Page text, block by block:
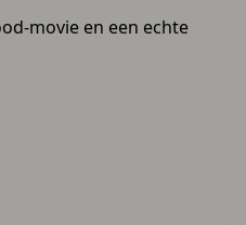
movie en een echte